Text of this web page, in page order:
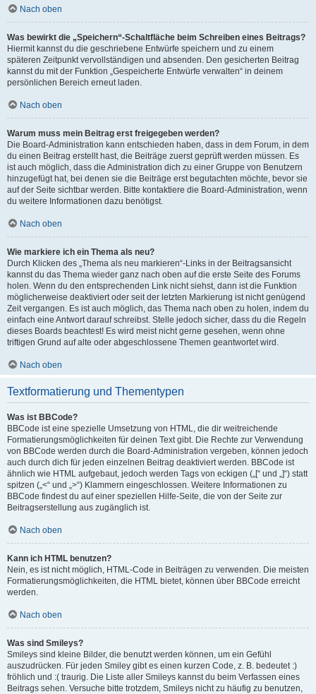
Nach oben
Was bewirkt die „Speichern“-Schaltfläche beim Schreiben eines Beitrags?
Hiermit kannst du die geschriebene Entwürfe speichern und zu einem
späteren Zeitpunkt vervollständigen und absenden. Den gesicherten Beitrag
kannst du mit der Funktion „Gespeicherte Entwürfe verwalten“ in deinem
persönlichen Bereich erneut laden.
Nach oben
Warum muss mein Beitrag erst freigegeben werden?
Die Board-Administration kann entschieden haben, dass in dem Forum, in dem
du einen Beitrag erstellt hast, die Beiträge zuerst geprüft werden müssen. Es
ist auch möglich, dass die Administration dich zu einer Gruppe von Benutzern
hinzugefügt hat, bei denen sie die Beiträge erst begutachten möchte, bevor sie
auf der Seite sichtbar werden. Bitte kontaktiere die Board-Administration, wenn
du weitere Informationen dazu benötigst.
Nach oben
Wie markiere ich ein Thema als neu?
Durch Klicken des „Thema als neu markieren“-Links in der Beitragsansicht
kannst du das Thema wieder ganz nach oben auf die erste Seite des Forums
holen. Wenn du den entsprechenden Link nicht siehst, dann ist die Funktion
möglicherweise deaktiviert oder seit der letzten Markierung ist nicht genügend
Zeit vergangen. Es ist auch möglich, das Thema nach oben zu holen, indem du
einfach eine Antwort darauf schreibst. Stelle jedoch sicher, dass du die Regeln
dieses Boards beachtest! Es wird meist nicht gerne gesehen, wenn ohne
triftigen Grund auf alte oder abgeschlossene Themen geantwortet wird.
Nach oben
Textformatierung und Thementypen
Was ist BBCode?
BBCode ist eine spezielle Umsetzung von HTML, die dir weitreichende
Formatierungsmöglichkeiten für deinen Text gibt. Die Rechte zur Verwendung
von BBCode werden durch die Board-Administration vergeben, können jedoch
auch durch dich für jeden einzelnen Beitrag deaktiviert werden. BBCode ist
ähnlich wie HTML aufgebaut, jedoch werden Tags von eckigen („[“ und „]“) statt
spitzen („<“ und „>“) Klammern eingeschlossen. Weitere Informationen zu
BBCode findest du auf einer speziellen Hilfe-Seite, die von der Seite zur
Beitragserstellung aus zugänglich ist.
Nach oben
Kann ich HTML benutzen?
Nein, es ist nicht möglich, HTML-Code in Beiträgen zu verwenden. Die meisten
Formatierungsmöglichkeiten, die HTML bietet, können über BBCode erreicht
werden.
Nach oben
Was sind Smileys?
Smileys sind kleine Bilder, die benutzt werden können, um ein Gefühl
auszudrücken. Für jeden Smiley gibt es einen kurzen Code, z. B. bedeutet :)
fröhlich und :( traurig. Die Liste aller Smileys kannst du beim Verfassen eines
Beitrags sehen. Versuche bitte trotzdem, Smileys nicht zu häufig zu benutzen,